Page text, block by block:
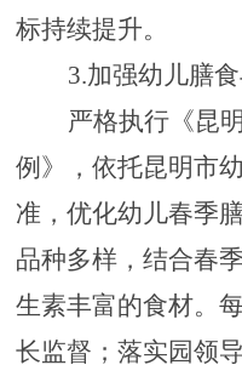
标持续提升。
3.加强幼儿膳
严格执行《昆
例》， 依托昆明市
准，优化幼儿春季
品种多样，结合春
生素丰富的食材。
长监督； 落实园领